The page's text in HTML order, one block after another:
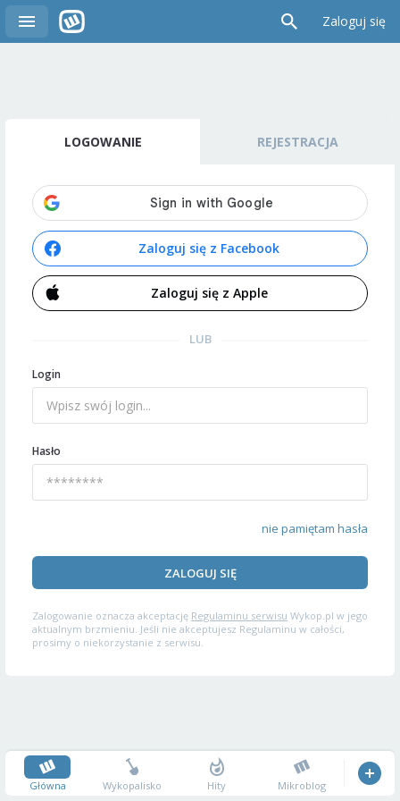
Zaloguj się
LOGOWANIE REJESTRACJA
Zaloguj się z Facebook
Zaloguj się z Apple
LUB
Login
Hasło
nie pamiętam hasła
ZALOGUJ SIĘ
Zalogowanie oznacza akceptację Regulaminu serwisu Wykop.pl w jego
aktualnym brzmieniu. Jeśli nie akceptujesz Regulaminu w całości,
prosimy o niekorzystanie z serwisu.
Główna Wykopalisko Hity Mikroblog